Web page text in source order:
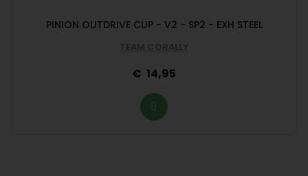
PINION OUTDRIVE CUP - V2 - SP2 - EXH STEEL
TEAM CORALLY
14,95